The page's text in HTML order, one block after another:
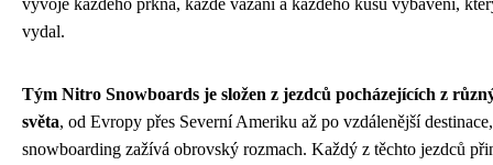
vývoje každého prkna, každé vázání a každého kusu vybavení,
vydal.
Tým Nitro Snowboards je složen z jezdců pocházejících z
světa, od Evropy přes Severní Ameriku až po vzdálenější
snowboarding zažívá obrovský rozmach. Každý z těchto jezdců